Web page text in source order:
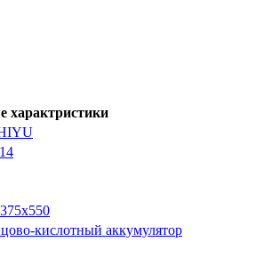
характристики
кислотный аккумулятор